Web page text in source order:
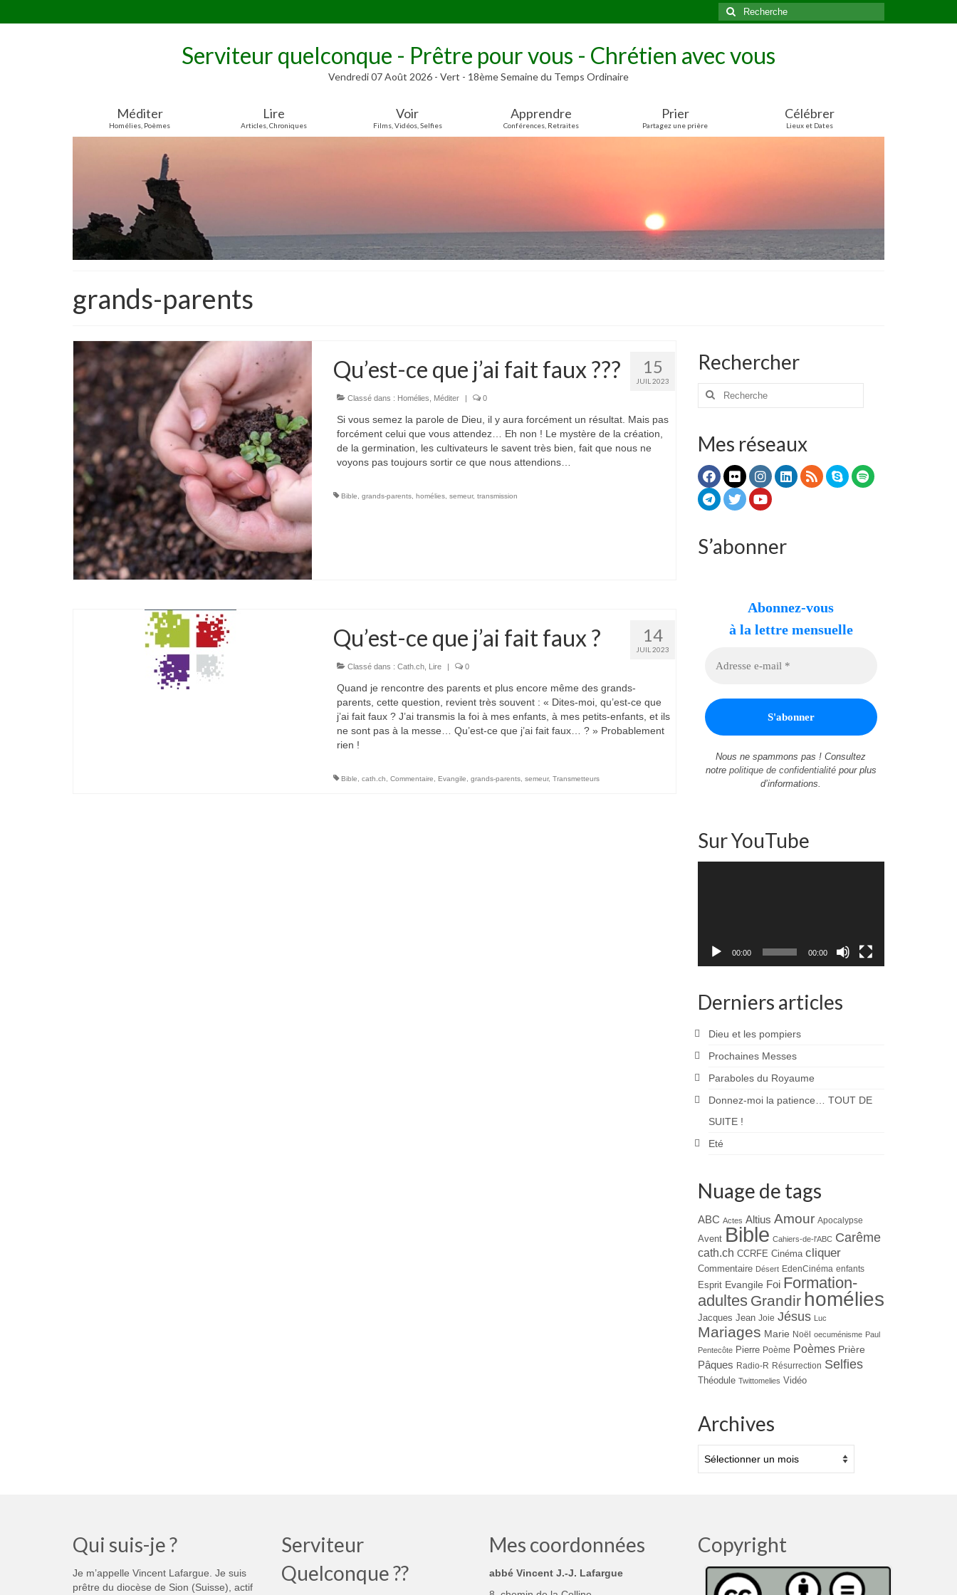
Rechercher
:
Serviteur quelconque - Prêtre pour vous - Chrétien avec vous
Vendredi 07 Août 2026 - Vert - 18ème Semaine du Temps Ordinaire
Méditer
Homélies, Poèmes
Lire
Articles, Chroniques
Voir
Films, Vidéos, Selfies
Apprendre
Conférences, Retraites
Prier
Partagez une prière
Célébrer
Lieux et Dates
grands-parents
15
JUIL 2023
Qu’est-ce que j’ai fait faux ???
Classé dans : Homélies Méditer | 0
Si vous semez la parole de Dieu, il y aura forcément un résultat. Mais pas
forcément celui que vous attendez… Eh non ! Le mystère de la création,
de la germination, les cultivateurs le savent très bien, fait que nous ne
voyons pas toujours sortir ce que nous attendions…
Bible grands-parents, homélies, semeur, transmission
14
JUIL 2023
Qu’est-ce que j’ai fait faux ?
Classé dans : Cath.ch, Lire | 0
Quand je rencontre des parents et plus encore même des grands-
parents, cette question, revient très souvent : « Dites-moi, qu’est-ce que
j’ai fait faux ? J’ai transmis la foi à mes enfants, à mes petits-enfants, et ils
ne sont pas à la messe… Qu’est-ce que j’ai fait faux… ? » Probablement
rien !
Bible cath.ch Commentaire Evangile grands-parents, semeur, Transmetteurs
Rechercher
Rechercher
Mes réseaux
S’abonner
Abonnez-vous
à la lettre mensuelle
Nous ne spammons pas ! Consultez
notre politique de confidentialitépour plus
d’informations.
Sur YouTube
00:00 00:00
Derniers articles
Dieu et les pompiers
Prochaines Messes
Paraboles du Royaume
Donnez-moi la patience… TOUT DE
SUITE !
Eté
Nuage de tags
ABC Actes Altius Amour Apocalypse
Avent Bible Cahiers-de-l'ABC Carême
cath.ch CCRFE Cinéma cliquer
Commentaire Désert EdenCinéma enfants
Esprit Evangile Foi Formation-
adultes Grandir homélies
Jacques Jean Joie Jésus Luc
Mariages Marie Noël oecuménisme Paul
Pentecôte Pierre Poème Poèmes Prière
Pâques Radio-R Résurrection Selfies
Théodule Twittomelies Vidéo
Archives
Qui suis-je ?
Je m’appelle Vincent Lafargue. Je suis
prêtre du diocèse de Sion (Suisse), actif
Serviteur
Quelconque ??
Mes coordonnées
abbé Vincent J.-J. Lafargue
Copyright